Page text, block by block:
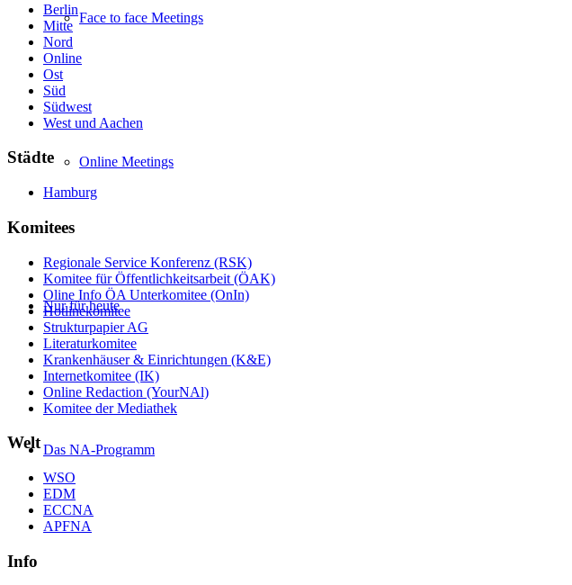
Face to face Meetings
Online Meetings
Nur für heute
Das NA-Programm
Berlin
Mitte
Nord
Online
Ost
Süd
Südwest
West und Aachen
Städte
Hamburg
Komitees
Regionale Service Konferenz (RSK)
Komitee für Öffentlichkeitsarbeit (ÖAK)
Oline Info ÖA Unterkomitee (OnIn)
Hotlinekomitee
Strukturpapier AG
Literaturkomitee
Krankenhäuser & Einrichtungen (K&E)
Internetkomitee (IK)
Online Redaction (YourNAl)
Komitee der Mediathek
Welt
WSO
EDM
ECCNA
APFNA
Info